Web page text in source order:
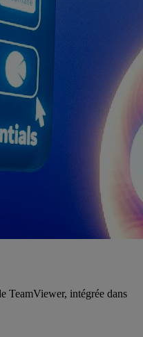
TeamViewer, intégrée dans